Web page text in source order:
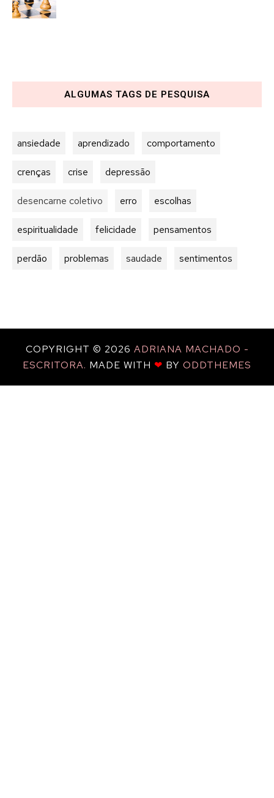
ALGUMAS TAGS DE PESQUISA
ansiedade aprendizado comportamento
crenças crise depressão
desencarne coletivo erro escolhas
espiritualidade felicidade pensamentos
perdão problemas saudade sentimentos
COPYRIGHT © 2026 ADRIANA MACHADO -
ESCRITORA. MADE WITH ❤ BY ODDTHEMES